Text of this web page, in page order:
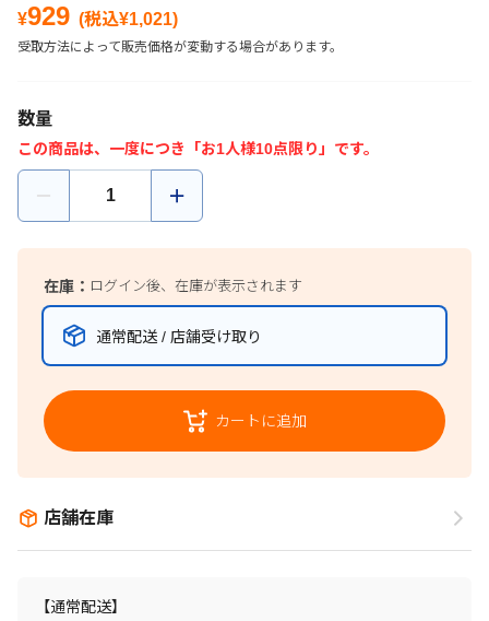
¥929 (税込¥1,021)
受取方法によって販売価格が変動する場合があります。
数量
この商品は、一度につき「お1人様10点限り」です。
在庫： ログイン後、在庫が表示されます
通常配送 / 店舗受け取り
カートに追加
店舗在庫
【通常配送】